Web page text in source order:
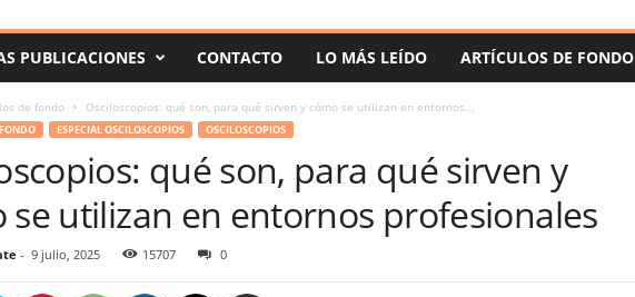
PUBLICACIONES CONTACTO LO MÁS LEÍDO ARTÍCULOS DE FONDO
de fondo Osciloscopios: qué son, para qué sirven y cómo se utilizan en entornos...
ESPECIAL OSCILOSCOPIOS OSCILOSCOPIOS
qué son, para qué sirven y
se utilizan en entornos profesionales
- 9 julio, 2025 15707 0